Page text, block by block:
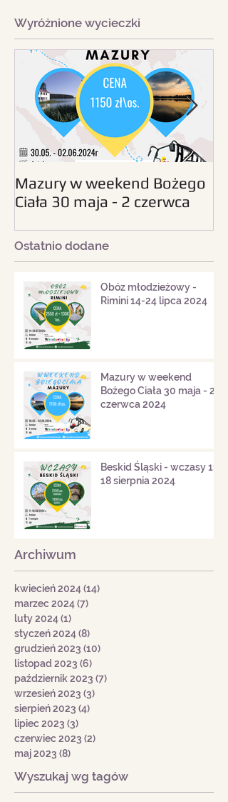
Wyróżnione wycieczki
Mazury w weekend Bożego
Ciała 30 maja - 2 czerwca
Ostatnio dodane
Obóz młodzieżowy -
Rimini 14-24 lipca 2024
Mazury w weekend
Bożego Ciała 30 maja - 2
czerwca 2024
Beskid Śląski - wczasy 11-
18 sierpnia 2024
Archiwum
kwiecień 2024(14)
marzec 2024(7)
luty 2024(1)
styczeń 2024(8)
grudzień 2023 (10)
listopad 2023 (6)
październik 2023 (7)
wrzesień 2023 (3)
sierpień 2023 (4)
lipiec 2023 (3)
czerwiec 2023 (2)
maj 2023 (8)
Wyszukaj wg tagów